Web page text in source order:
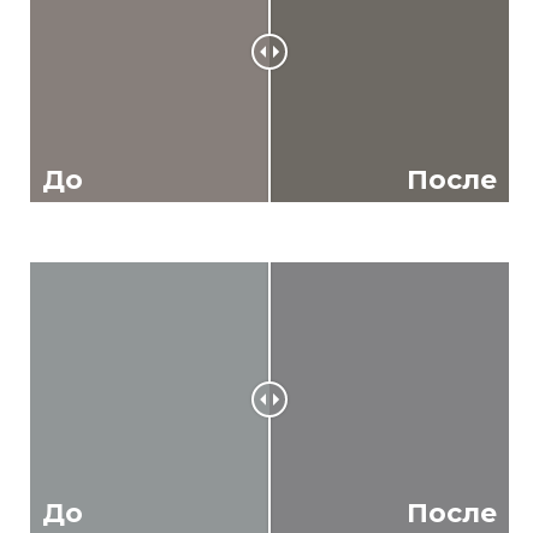
До После
До После